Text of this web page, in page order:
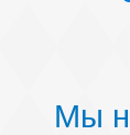
Мы